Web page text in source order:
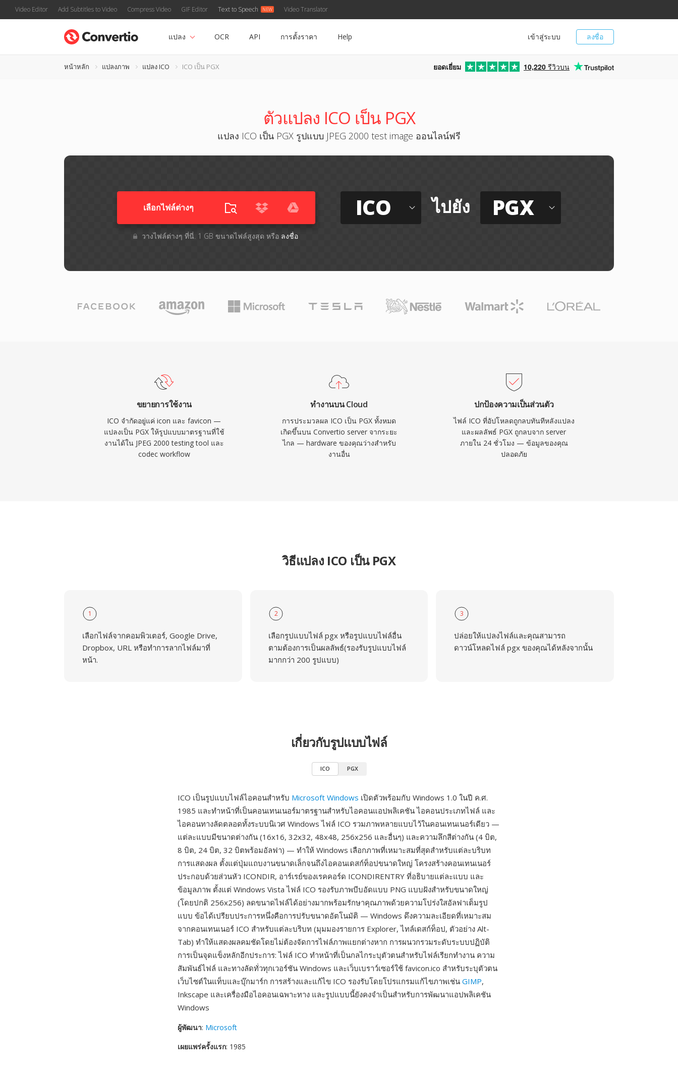
Video Editor Add Subtitles to Video Compress Video GIF Editor Text to Speech Video Translator
ลงชื่อ
เข้าสู่ระบบ
แปลง OCR API การตั้งราคา Help
หน้าหลัก แปลงภาพ แปลง ICO ICO เป็น PGX ยอดเยี่ยม 10,220 รีวิวบน
ตัวแปลง ICO เป็น PGX
แปลง ICO เป็น PGX รูปแบบ JPEG 2000 test image ออนไลน์ฟรี
เลือกไฟล์ต่างๆ​
วางไฟล์ต่างๆ​ ที่นี่. 1 GB ขนาดไฟล์สูงสุด หรือ ลงชื่อ
ICO ไปยัง PGX
ขยายการใช้งาน
ICO จำกัดอยู่แค่ icon และ favicon —
แปลงเป็น PGX ให้รูปแบบมาตรฐานที่ใช้
งานได้ใน JPEG 2000 testing tool และ
codec workflow
ทำงานบน Cloud
การประมวลผล ICO เป็น PGX ทั้งหมด
เกิดขึ้นบน Convertio server จากระยะ
ไกล — hardware ของคุณว่างสำหรับ
งานอื่น
ปกป้องความเป็นส่วนตัว
ไฟล์ ICO ที่อัปโหลดถูกลบทันทีหลังแปลง
และผลลัพธ์ PGX ถูกลบจาก server
ภายใน 24 ชั่วโมง — ข้อมูลของคุณ
ปลอดภัย
วิธีแปลง ICO เป็น PGX
1
เลือกไฟล์จากคอมพิวเตอร์, Google Drive,
Dropbox, URL หรือทำการลากไฟล์มาที่
หน้า.
2
เลือกรูปแบบไฟล์ pgx หรือรูปแบบไฟล์อื่น
ตามต้องการเป็นผลลัพธ์(รองรับรูปแบบไฟล์
มากกว่า 200 รูปแบบ)
3
ปล่อยให้แปลงไฟล์และคุณสามารถ
ดาวน์โหลดไฟล์ pgx ของคุณได้หลังจากนั้น
เกี่ยวกับรูปแบบไฟล์
ICO PGX
ICO เป็นรูปแบบไฟล์ไอคอนสำหรับ Microsoft Windows เปิดตัวพร้อมกับ Windows 1.0 ในปี ค.ศ.
1985 และทำหน้าที่เป็นคอนเทนเนอร์มาตรฐานสำหรับไอคอนแอปพลิเคชัน ไอคอนประเภทไฟล์ และ
ไอคอนทางลัดตลอดทั้งระบบนิเวศ Windows ไฟล์ ICO รวมภาพหลายแบบไว้ในคอนเทนเนอร์เดียว —
แต่ละแบบมีขนาดต่างกัน (16x16, 32x32, 48x48, 256x256 และอื่นๆ) และความลึกสีต่างกัน (4 บิต,
8 บิต, 24 บิต, 32 บิตพร้อมอัลฟา) — ทำให้ Windows เลือกภาพที่เหมาะสมที่สุดสำหรับแต่ละบริบท
การแสดงผล ตั้งแต่ปุ่มแถบงานขนาดเล็กจนถึงไอคอนเดสก์ท็อปขนาดใหญ่ โครงสร้างคอนเทนเนอร์
ประกอบด้วยส่วนหัว ICONDIR, อาร์เรย์ของเรคคอร์ด ICONDIRENTRY ที่อธิบายแต่ละแบบ และ
ข้อมูลภาพ ตั้งแต่ Windows Vista ไฟล์ ICO รองรับภาพบีบอัดแบบ PNG แบบฝังสำหรับขนาดใหญ่
(โดยปกติ 256x256) ลดขนาดไฟล์ได้อย่างมากพร้อมรักษาคุณภาพด้วยความโปร่งใสอัลฟาเต็มรูป
แบบ ข้อได้เปรียบประการหนึ่งคือการปรับขนาดอัตโนมัติ — Windows ดึงความละเอียดที่เหมาะสม
จากคอนเทนเนอร์ ICO สำหรับแต่ละบริบท (มุมมองรายการ Explorer, ไทล์เดสก์ท็อป, ตัวอย่าง Alt-
Tab) ทำให้แสดงผลคมชัดโดยไม่ต้องจัดการไฟล์ภาพแยกต่างหาก การผนวกรวมระดับระบบปฏิบัติ
การเป็นจุดแข็งหลักอีกประการ: ไฟล์ ICO ทำหน้าที่เป็นกลไกระบุตัวตนสำหรับไฟล์เรียกทำงาน ความ
สัมพันธ์ไฟล์ และทางลัดทั่วทุกเวอร์ชัน Windows และเว็บเบราว์เซอร์ใช้ favicon.ico สำหรับระบุตัวตน
เว็บไซต์ในแท็บและบุ๊กมาร์ก การสร้างและแก้ไข ICO รองรับโดยโปรแกรมแก้ไขภาพเช่น GIMP,
Inkscape และเครื่องมือไอคอนเฉพาะทาง และรูปแบบนี้ยังคงจำเป็นสำหรับการพัฒนาแอปพลิเคชัน
Windows
ผู้พัฒนา: Microsoft
เผยแพร่ครั้งแรก: 1985